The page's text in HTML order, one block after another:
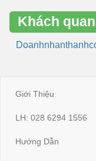
Khách quan
Giới Thiệu
LH: 028 6294 1556
Hướng Dẫn